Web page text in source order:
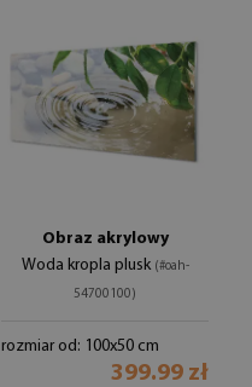
Obraz akrylowy
Woda kropla plusk (#oah-
54700100)
rozmiar od: 100x50 cm
399.99 zł